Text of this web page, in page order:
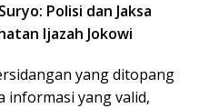
Polisi dan Jaksa
Ijazah Jokowi
yang ditopang
informasi yang valid,